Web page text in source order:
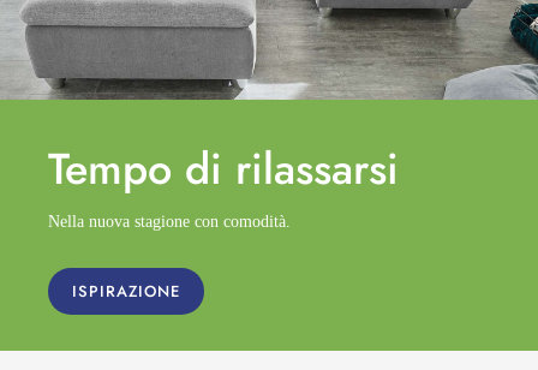
Tempo di rilassarsi
Nella nuova stagione con comodità.
ISPIRAZIONE